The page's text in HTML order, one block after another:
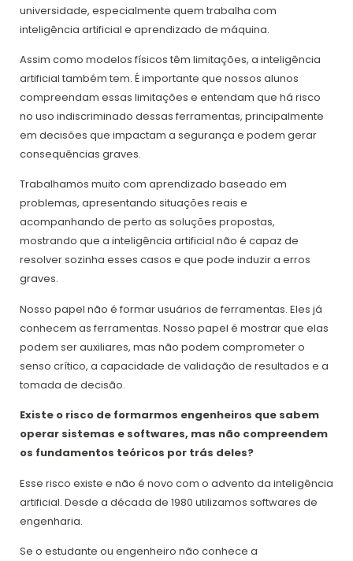
universidade, especialmente quem trabalha com
inteligência artificial e aprendizado de máquina.
Assim como modelos físicos têm limitações, a inteligência
artificial também tem. É importante que nossos alunos
compreendam essas limitações e entendam que há risco
no uso indiscriminado dessas ferramentas, principalmente
em decisões que impactam a segurança e podem gerar
consequências graves.
Trabalhamos muito com aprendizado baseado em
problemas, apresentando situações reais e
acompanhando de perto as soluções propostas,
mostrando que a inteligência artificial não é capaz de
resolver sozinha esses casos e que pode induzir a erros
graves.
Nosso papel não é formar usuários de ferramentas. Eles já
conhecem as ferramentas. Nosso papel é mostrar que elas
podem ser auxiliares, mas não podem comprometer o
senso crítico, a capacidade de validação de resultados e a
tomada de decisão.
Existe o risco de formarmos engenheiros que sabem
operar sistemas e softwares, mas não compreendem
os fundamentos teóricos por trás deles?
Esse risco existe e não é novo com o advento da inteligência
artificial. Desde a década de 1980 utilizamos softwares de
engenharia.
Se o estudante ou engenheiro não conhece a